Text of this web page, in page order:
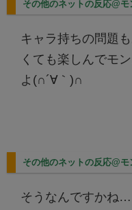
その他のネットの反応@
キャラ持ちの問題
くても楽しんでモ
よ(∩´∀｀)∩
その他のネットの反応@
そうなんですかね